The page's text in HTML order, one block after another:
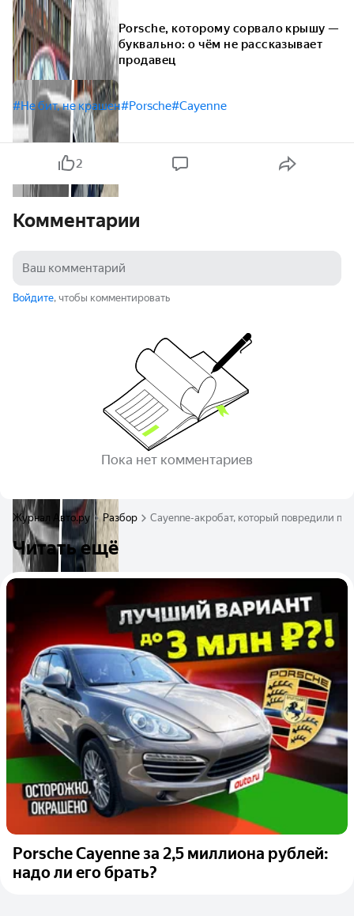
Porsche, которому сорвало крышу —
буквально: о чём не рассказывает
продавец
#Не бит, не крашен#Porsche#Cayenne
2
Комментарии
Войдите, чтобы комментировать
Пока нет комментариев
Журнал Авто.ру Разбор Cayenne-акробат, который повредили
Читать ещё
Porsche Cayenne за 2,5 миллиона рублей:
надо ли его брать?